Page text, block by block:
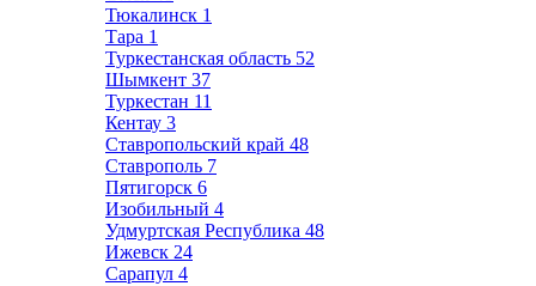
Тюкалинск 1
Тара 1
Туркестанская область 52
Шымкент 37
Туркестан 11
Кентау 3
Ставропольский край 48
Ставрополь 7
Пятигорск 6
Изобильный 4
Удмуртская Республика 48
Ижевск 24
Сарапул 4